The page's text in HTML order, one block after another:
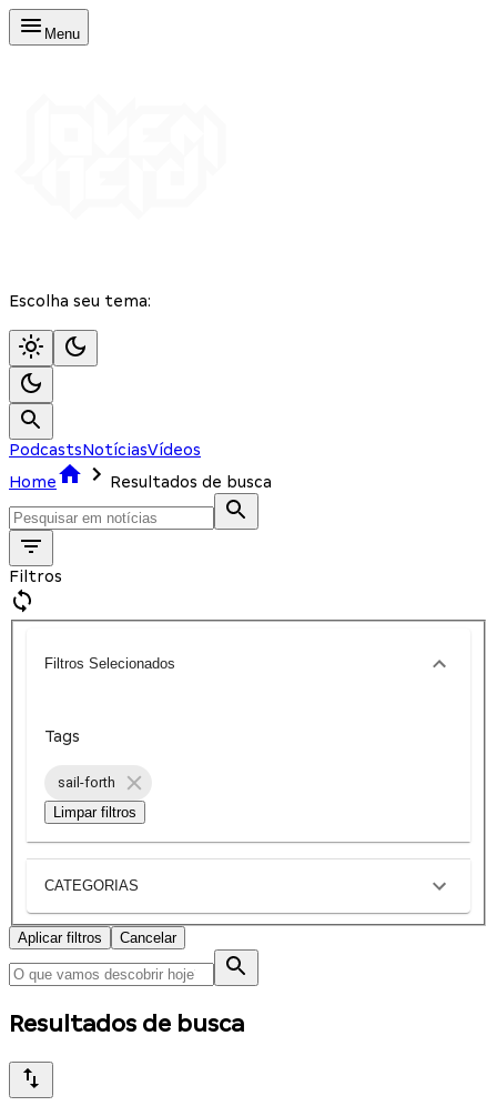
Menu
Escolha seu tema:
PodcastsNotíciasVídeos
Home
Resultados de busca
Filtros
Filtros Selecionados
Tags
sail-forth
Limpar filtros
CATEGORIAS
Aplicar filtros Cancelar
Resultados de busca